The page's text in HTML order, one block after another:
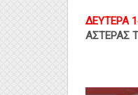
ΔΕΥΤΕΡΑ
ΑΣΤΕΡΑΣ